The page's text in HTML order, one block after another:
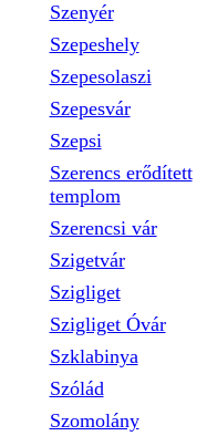
Szenyér
Szepeshely
Szepesolaszi
Szepesvár
Szepsi
Szerencs erődített
templom
Szerencsi vár
Szigetvár
Szigliget
Szigliget Óvár
Szklabinya
Szólád
Szomolány